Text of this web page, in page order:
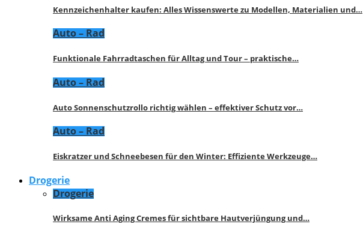
Kennzeichenhalter kaufen: Alles Wissenswerte zu Modellen, Materialien und…
Auto – Rad
Funktionale Fahrradtaschen für Alltag und Tour – praktische…
Auto – Rad
Auto Sonnenschutzrollo richtig wählen – effektiver Schutz vor…
Auto – Rad
Eiskratzer und Schneebesen für den Winter: Effiziente Werkzeuge…
Drogerie
Drogerie
Wirksame Anti Aging Cremes für sichtbare Hautverjüngung und…